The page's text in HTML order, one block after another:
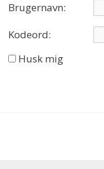
Brugernavn:
Kodeord:
Husk mig